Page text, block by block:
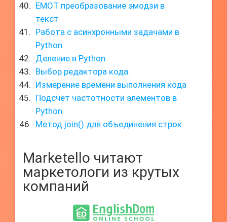
EMOT преобразование эмодзи в
текст
Работа с асинхронными задачами в
Python
Деление в Python
Выбор редактора кода.
Измерение времени выполнения кода
Подсчет частотности элементов в
Python
Метод join() для объединения строк
Marketello читают
маркетологи из крутых
компаний